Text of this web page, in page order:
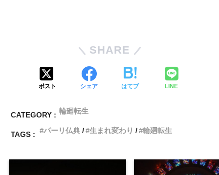
SHARE
ポスト シェア はてブ LINE
CATEGORY : 輪廻転生
TAGS : パーリ仏典 生まれ変わり 輪廻転生